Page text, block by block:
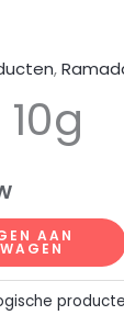
,
AAN